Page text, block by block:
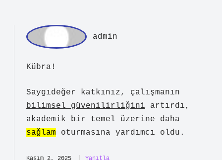
Kübra!
Saygıdeğer katkınız, çalışmanın
bilimsel güvenilirliğini